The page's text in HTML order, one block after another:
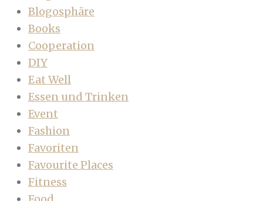
Blogosphäre
Books
Cooperation
DIY
Eat Well
Essen und Trinken
Event
Fashion
Favoriten
Favourite Places
Fitness